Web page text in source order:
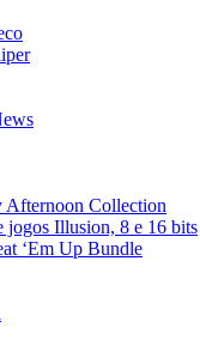
Afternoon Collection
jogos Illusion, 8 e 16 bits
‘Em Up Bundle